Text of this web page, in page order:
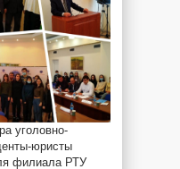
уголовно-
юристы
филиала РТУ